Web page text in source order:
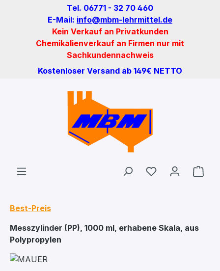
Zum Hauptinhalt springenTel. 06771 - 32 70 460
E-Mail: info@mbm-lehrmittel.de
Kein Verkauf an Privatkunden
Chemikalienverkauf an Firmen nur mit
Sachkundennachweis
Kostenloser Versand ab 149€ NETTO
Du hast 0
Best-Preis
Messzylinder (PP), 1000 ml, erhabene Skala, aus
Polypropylen